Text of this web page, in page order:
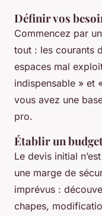
Définir vos
Commencez par
tout : les courants
espaces mal
indispensable » et
vous avez une
pro.
Établir un
Le devis initial
une marge de
imprévus :
chapes,